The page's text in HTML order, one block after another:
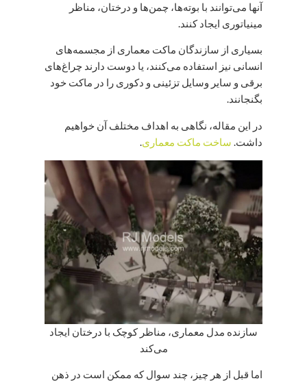
آنها می‌توانند با بوته‌ها، چمن‌ها و درختان، مناظر
مینیاتوری ایجاد کنند.
بسیاری از سازندگان ماکت معماری از مجسمه‌های
انسانی نیز استفاده می‌کنند، یا دوست دارند چراغ‌های
برقی و سایر وسایل تزئینی و دکوری را در ماکت خود
بگنجانند.
در این مقاله، نگاهی به اهداف مختلف آن خواهیم
داشت. ساخت ماکت معماری.
سازنده مدل معماری، مناظر کوچک با درختان ایجاد
می‌کند
اما قبل از هر چیز، چند سوال که ممکن است در ذهن